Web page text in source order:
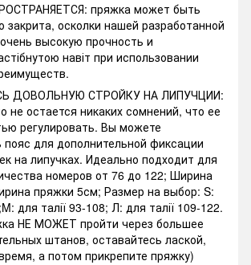
пряжка может быть
осколки нашей разработанной
высокую прочность и
навіт при использовании
ДОВОЛЬНУЮ СТРОЙКУ НА ЛИПУЧЦИИ:
не остается никаких сомнений, что ее
регулировать. Вы можете
пояс для дополнительной фиксации
на липучках. Идеально подходит для
номеров от 76 до 122; Ширина
пряжки 5см; Размер на выбор: S:
для талії 93-108; Л: для талії 109-122.
НЕ ​​МОЖЕТ пройти через большее
штанов, оставайтесь лаской,
а потом прикрепите пряжку)